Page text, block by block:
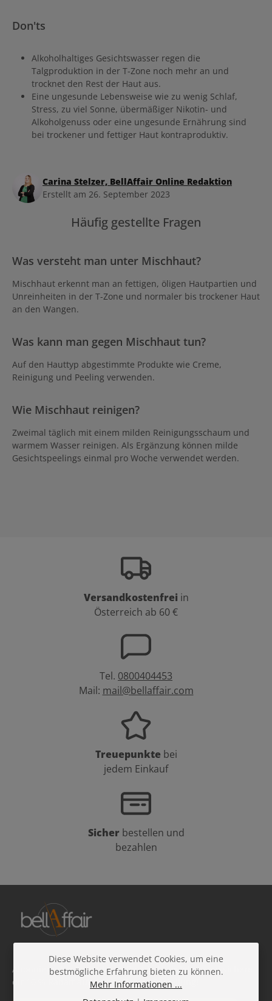
Don'ts
Alkoholhaltiges Gesichtswasser regen die
Talgproduktion in der T-Zone noch mehr an und
trocknet den Rest der Haut aus.
Eine ungesunde Lebensweise wie zu wenig Schlaf,
Stress, zu viel Sonne, übermäßiger Nikotin- und
Alkoholgenuss oder eine ungesunde Ernährung sind
bei trockener und fettiger Haut kontraproduktiv.
Carina Stelzer, BellAffair Online Redaktion
Erstellt am 26. September 2023
Häufig gestellte Fragen
Was versteht man unter Mischhaut?
Mischhaut erkennt man an fettigen, öligen Hautpartien und
Unreinheiten in der T-Zone und normaler bis trockener Haut
an den Wangen.
Was kann man gegen Mischhaut tun?
Auf den Hauttyp abgestimmte Produkte wie Creme,
Reinigung und Peeling verwenden.
Wie Mischhaut reinigen?
Zweimal täglich mit einem milden Reinigungsschaum und
warmem Wasser reinigen. Als Ergänzung können milde
Gesichtspeelings einmal pro Woche verwendet werden.
Versandkostenfrei in
Österreich ab 60 €
Tel. 0800404453
Mail: mail@bellaffair.com
Treuepunkte bei
jedem Einkauf
Sicher bestellen und
bezahlen
Abonniere den kostenlosen Beauty-Newsletter und sichere
dir 10 % Rabatt auf deine nächste Bestellung!
Diese Website verwendet Cookies, um eine
bestmögliche Erfahrung bieten zu können.
Mehr Informationen ...